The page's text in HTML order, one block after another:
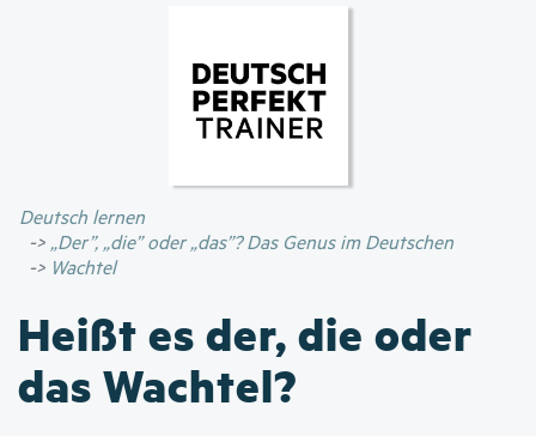
Inhalt
Deutsch lernen
„Der”, „die” oder „das”? Das Genus im Deutschen
Wachtel
Heißt es der, die oder
das Wachtel?